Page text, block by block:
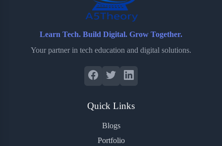
Learn Tech. Build Digital. Grow Together.
Your partner in tech education and digital solutions.
Quick Links
Blogs
Portfolio